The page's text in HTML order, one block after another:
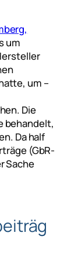
um
um –
Die
behandelt,
Da half
(GbR-
Sache